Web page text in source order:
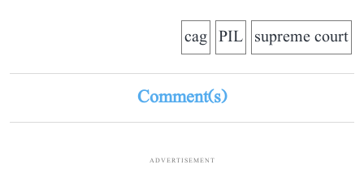
supreme court
PIL
cag
Comment(s)
ADVERTISEMENT